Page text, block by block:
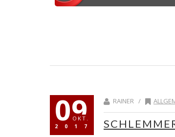
09
OKT.
2017
RAINER /